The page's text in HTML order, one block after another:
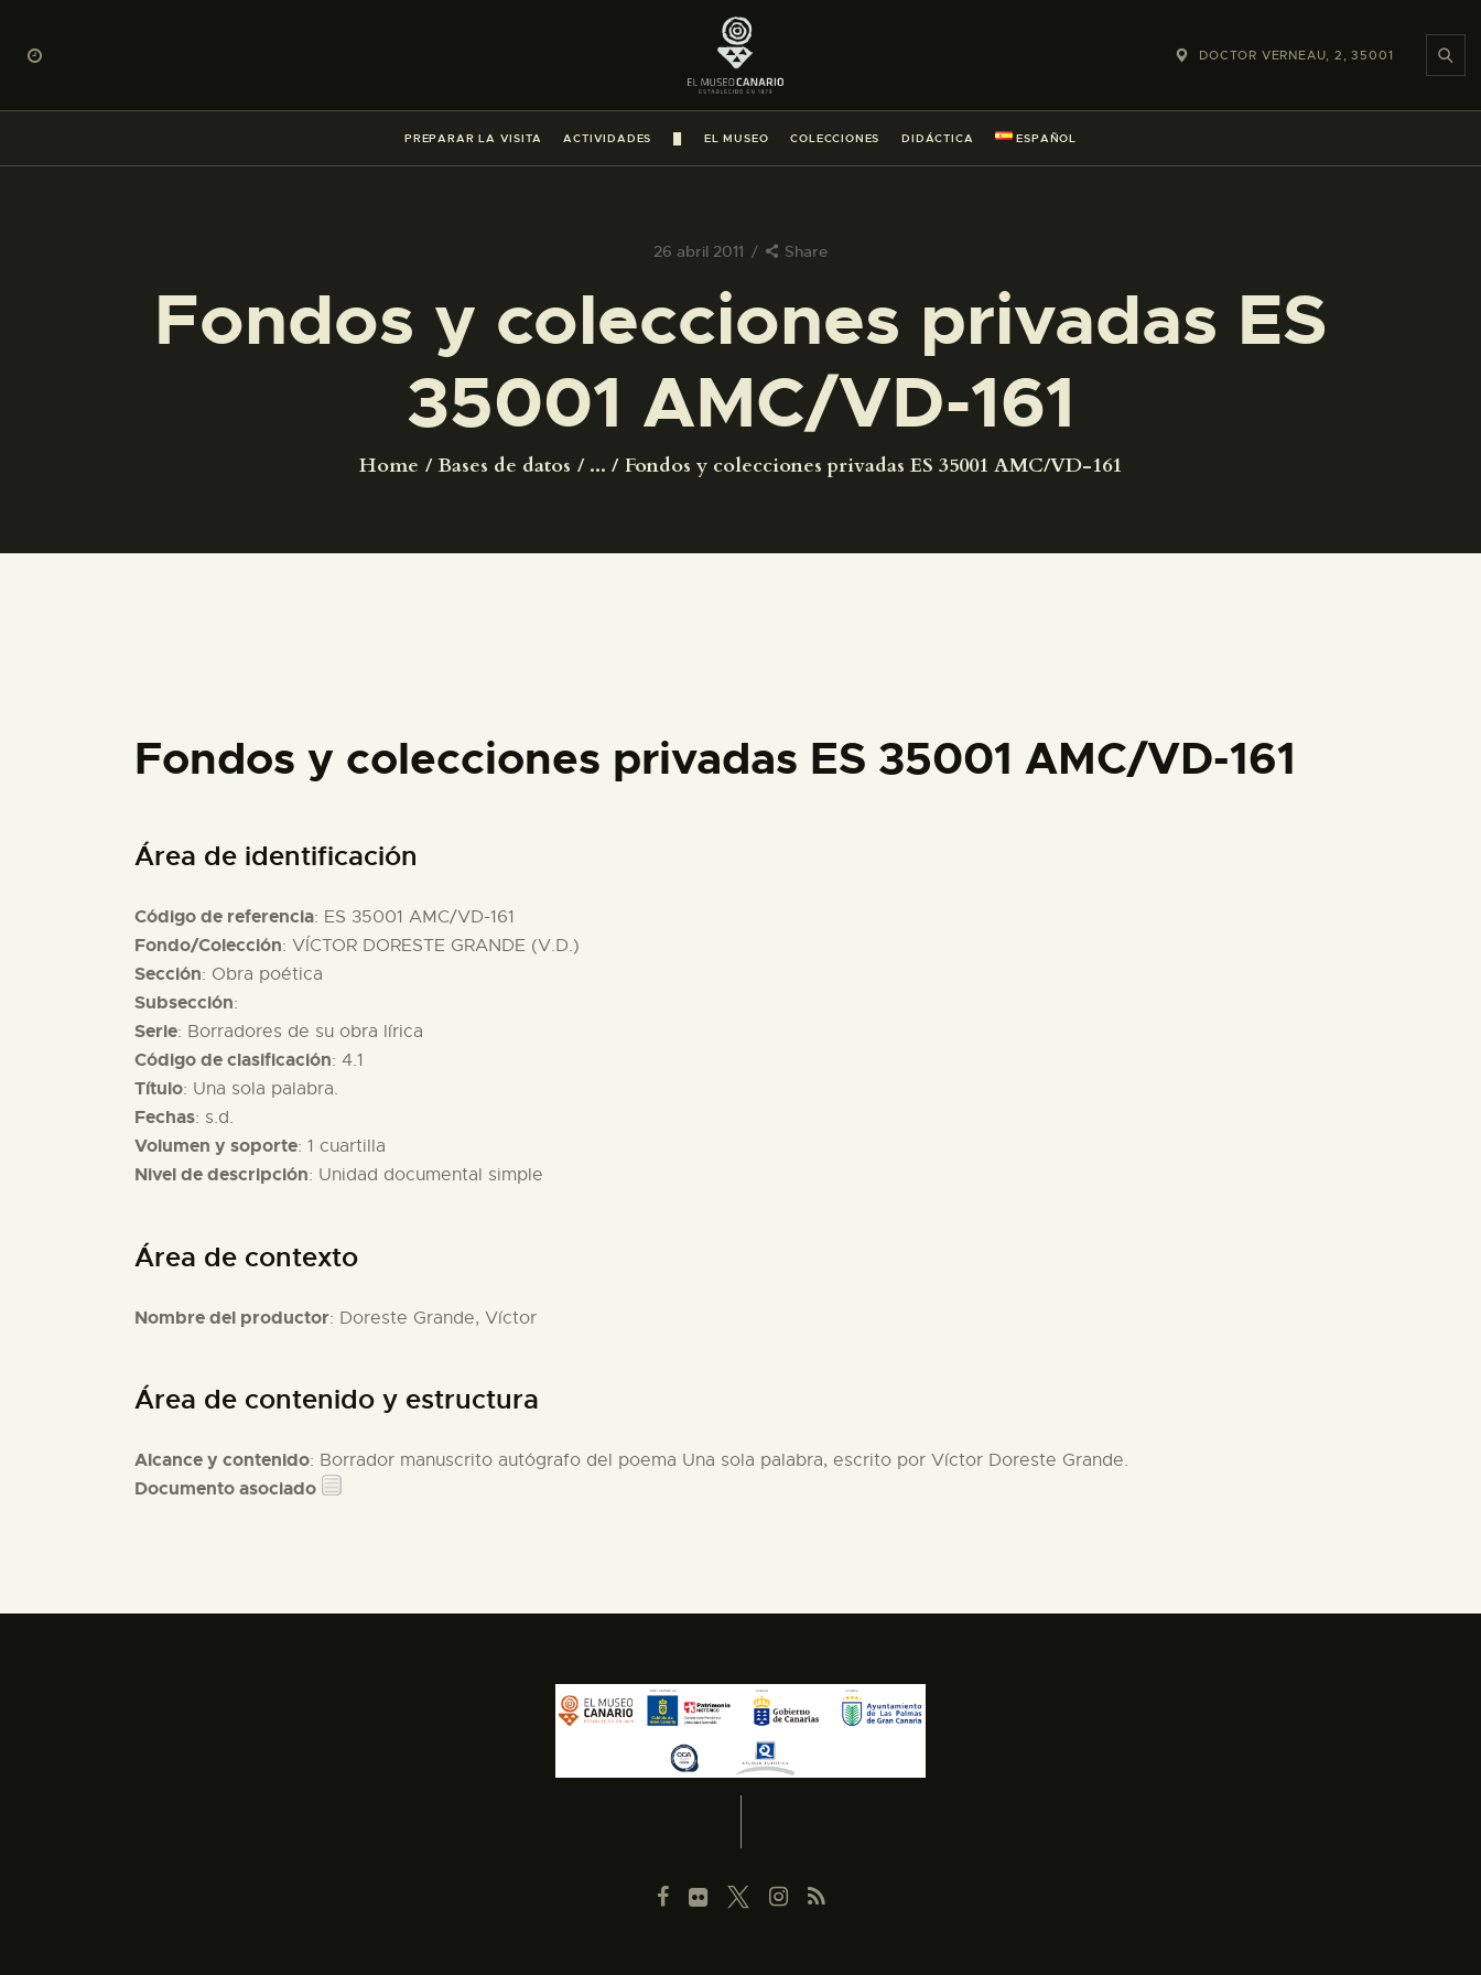
DOCTOR VERNEAU, 2, 35001
PREPARAR LA VISITA ACTIVIDADES EL MUSEO COLECCIONES DIDÁCTICA ESPAÑOL
26 abril 2011 Share
Fondos y colecciones privadas ES
35001 AMC/VD-161
Home Bases de datos ... Fondos y colecciones privadas ES 35001 AMC/VD-161
PREPARAR LA VISITA
ACTIVIDADES
█
COLECCIONES
DIDÁCTICA
ESPAÑOL
ESPAÑOL
Fondos y colecciones privadas ES 35001 AMC/VD-161
Área de identificación
Código de referencia: ES 35001 AMC/VD-161
Fondo/Colección: VÍCTOR DORESTE GRANDE (V.D.)
Sección: Obra poética
Subsección:
Serie: Borradores de su obra lírica
Código de clasificación: 4.1
Título: Una sola palabra.
Fechas: s.d.
Volumen y soporte: 1 cuartilla
Nivel de descripción: Unidad documental simple
Área de contexto
Nombre del productor: Doreste Grande, Víctor
Área de contenido y estructura
Alcance y contenido: Borrador manuscrito autógrafo del poema Una sola palabra, escrito por Víctor Doreste Grande.
Documento asociado